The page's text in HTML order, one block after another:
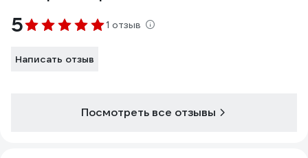
5 1 отзыв
Написать отзыв
Посмотреть все отзывы